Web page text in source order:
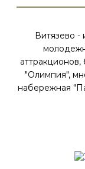
Витязево -
"Олимпия",
набережная